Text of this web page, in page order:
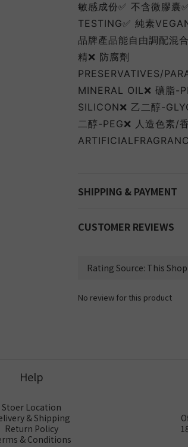
敏感成份✅ 不含微膠囊
TESTING✅ 純素
品牌產品能⾃由調配混
精❌ 防腐劑
PRESERVATIVES/
MINERAL OIL❌ 礦脂-
SILICON❌ ⼄⼆醇-
⼆醇-PEG❌ ⼈造⾊素/
SHIPPING & PAYMENT
CUSTOMER REVIEWS
No review for this product
Help
Stoer Location
& Shipping
Return Policy
& Conditions